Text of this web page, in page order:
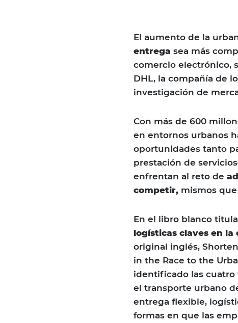
El aumento de la
entrega sea más
comercio electrónico,
DHL, la compañía de
investigación de
Con más de 600
en entornos urbanos
oportunidades tanto
prestación de
enfrentan al reto de
competir, mismos
En el libro blanco
logísticas claves en
original inglés,
in the Race to the
identificado las
el transporte urbano
entrega flexible,
formas en que las